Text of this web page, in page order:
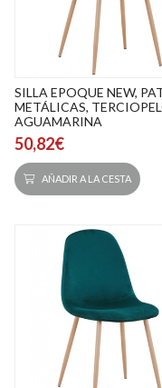
SILLA EPOQUE NEW,
METÁLICAS,
AGUAMARINA
50,82€
AÑADIR A LA CESTA